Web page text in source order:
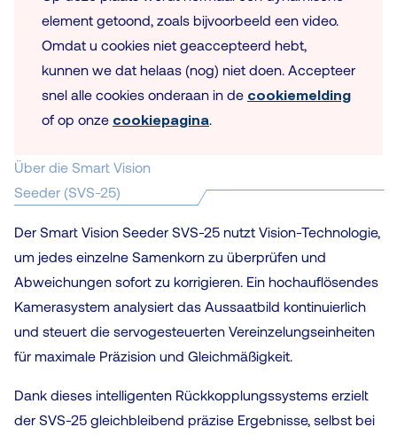
element getoond, zoals bijvoorbeeld een video.
Omdat u cookies niet geaccepteerd hebt,
kunnen we dat helaas (nog) niet doen. Accepteer
snel alle cookies onderaan in de cookiemelding
of op onze cookiepagina.
Über die Smart Vision
Seeder (SVS-25)
Der Smart Vision Seeder SVS-25 nutzt Vision-Technologie,
um jedes einzelne Samenkorn zu überprüfen und
Abweichungen sofort zu korrigieren. Ein hochauflösendes
Kamerasystem analysiert das Aussaatbild kontinuierlich
und steuert die servogesteuerten Vereinzelungseinheiten
für maximale Präzision und Gleichmäßigkeit.
Dank dieses intelligenten Rückkopplungssystems erzielt
der SVS-25 gleichbleibend präzise Ergebnisse, selbst bei